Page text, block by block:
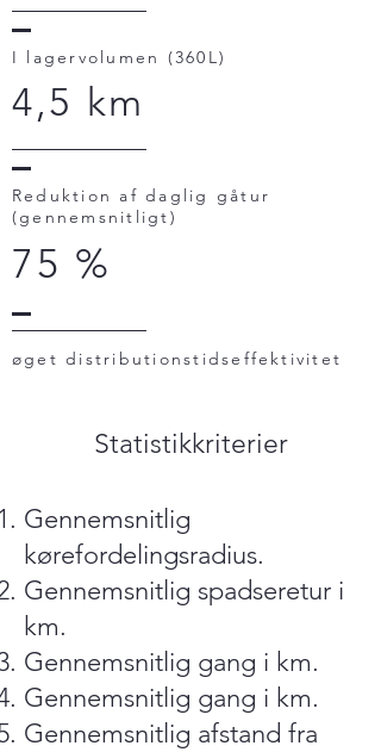
I lagervolumen (360L)
4,5 km
Reduktion af daglig gåtur
(gennemsnitligt)
75 %
øget distributionstidseffektivitet
Statistikkriterier
Gennemsnitlig
kørefordelingsradius.
Gennemsnitlig spadseretur i
km.
Gennemsnitlig gang i km.
Gennemsnitlig gang i km.
Gennemsnitlig afstand fra